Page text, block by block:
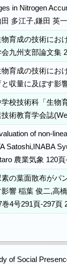
in Nitrogen
田 多江子,鎌田 英
物育成の技術にお
会九州支部論文集
物育成の技術にお
と収量に及ぼす影
学校技術科「生物
技術教育学会誌
of non-
Satoshi,INABA
農業気象 120
素の葉面散布がパ
影響 稲葉 俊二,高
巻4号291頁-297頁
of Social